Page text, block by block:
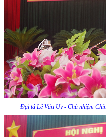
Đại tá Lê Văn Uy - Chủ nhiệm